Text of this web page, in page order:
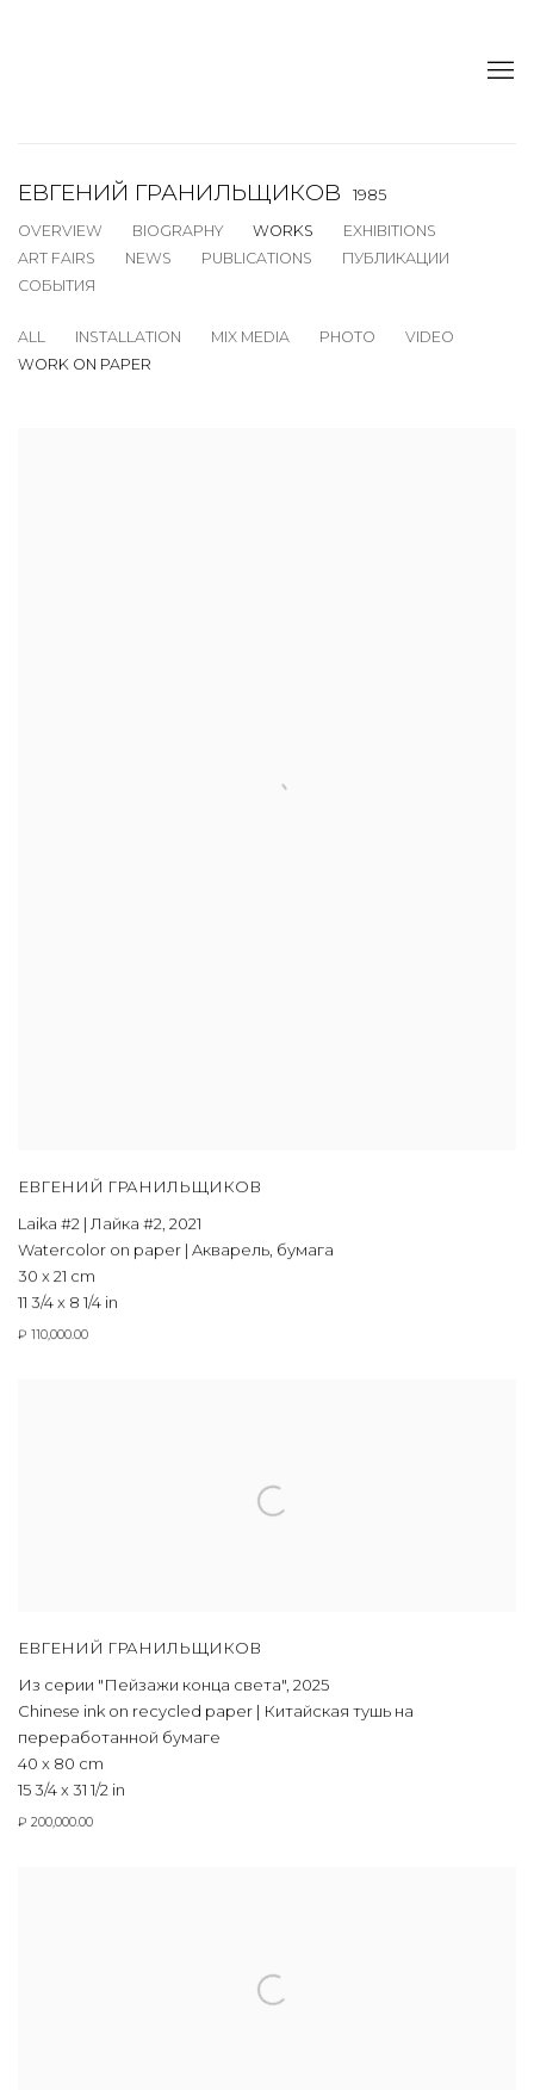
ЕВГЕНИЙ ГРАНИЛЬЩИКОВ
1985
OVERVIEW
BIOGRAPHY WORKS
EXHIBITIONS
ART FAIRS
NEWS PUBLICATIONS
ПУБЛИКАЦИИ
СОБЫТИЯ
ALL INSTALLATION MIX MEDIA PHOTO
VIDEO
WORK ON PAPER
ЕВГЕНИЙ ГРАНИЛЬЩИКОВ
Laika #2 | Лайка #2, 2021
Watercolor on paper | Aкварель, бумага
30 x 21 cm
11 3/4 x 8 1/4 in
₽ 110,000.00
ЕВГЕНИЙ ГРАНИЛЬЩИКОВ
Из серии "Пейзажи конца света", 2025
Chinese ink on recycled paper | Китайская тушь на
переработанной бумаге
40 x 80 cm
15 3/4 x 31 1/2 in
₽ 200,000.00